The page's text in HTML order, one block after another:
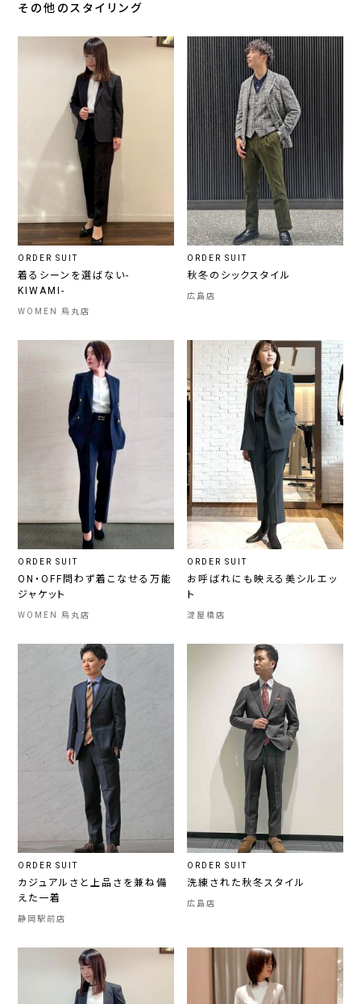
その他のスタイリング
ORDER SUIT
着るシーンを選ばない-
KIWAMI-
WOMEN 烏丸店
ORDER SUIT
秋冬のシックスタイル
広島店
ORDER SUIT
ON・OFF問わず着こなせる万能
ジャケット
WOMEN 烏丸店
ORDER SUIT
お呼ばれにも映える美シルエッ
ト
淀屋橋店
ORDER SUIT
カジュアルさと上品さを兼ね備
えた一着
静岡駅前店
ORDER SUIT
洗練された秋冬スタイル
広島店